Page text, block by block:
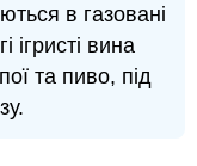
в газовані
вина
та пиво, під